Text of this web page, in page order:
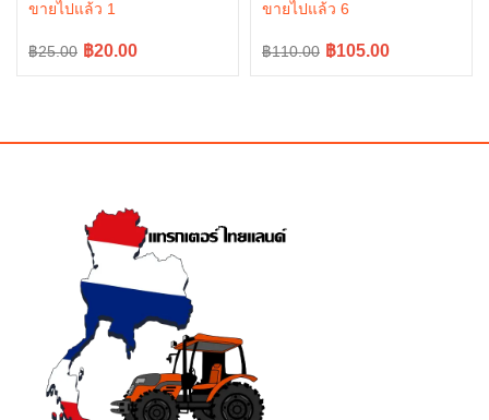
ขายไปแล้ว 1
฿25.00
Original฿20.00
Current
ขายไปแล้ว 6
฿110.00
Original ฿105.00
Current